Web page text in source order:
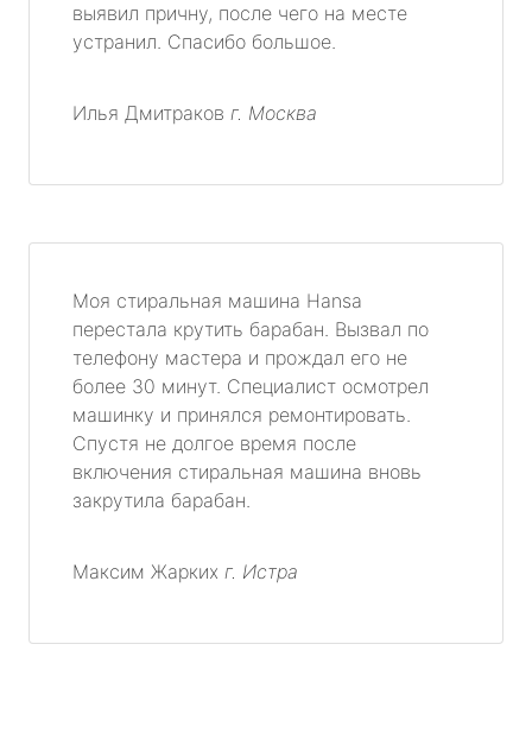
выявил причну, после чего на месте
устранил. Спасибо большое.
Илья Дмитраков г. Москва
Моя стиральная машина Hansa
перестала крутить барабан. Вызвал по
телефону мастера и прождал его не
более 30 минут. Специалист осмотрел
машинку и принялся ремонтировать.
Спустя не долгое время после
включения стиральная машина вновь
закрутила барабан.
Максим Жарких г. Истра